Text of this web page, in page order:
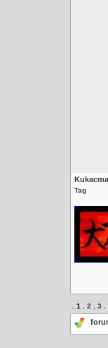
Tag
1 2 3